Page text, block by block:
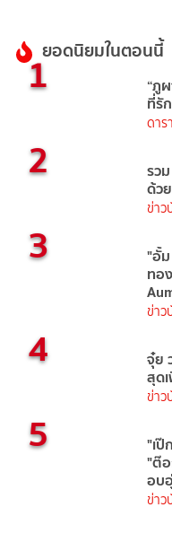
ยอดนิยมในตอนนี้
1 “ภู
ที่รั
ดาร
2 รว
ด้ว
ข่าว
3 "อั้
ทอ
ข่าว
4 จุ๋ย
สุด
ข่าว
5 "เ
"ต๊
อบ
ข่าว